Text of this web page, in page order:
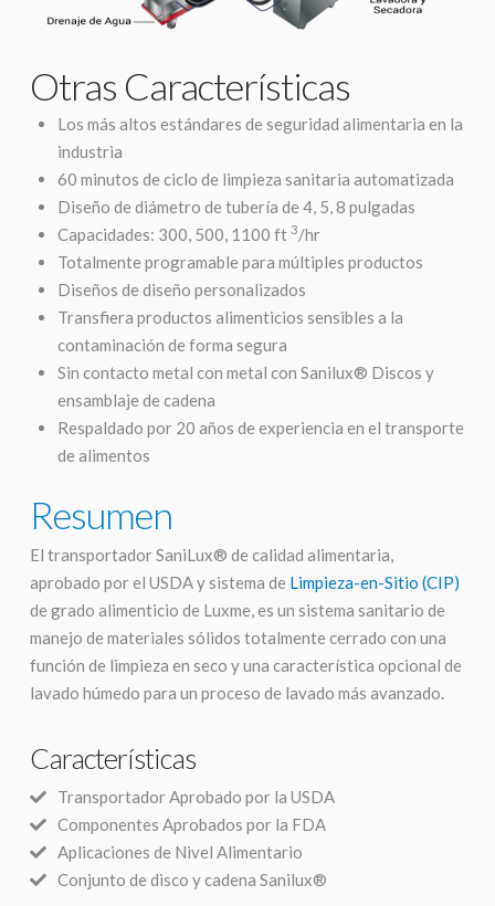
Otras Características
Los más altos estándares de seguridad alimentaria en la
industria
60 minutos de ciclo de limpieza sanitaria automatizada
Diseño de diámetro de tubería de 4, 5, 8 pulgadas
Capacidades: 300, 500, 1100 ft 3/hr
Totalmente programable para múltiples productos
Diseños de diseño personalizados
Transfiera productos alimenticios sensibles a la
contaminación de forma segura
Sin contacto metal con metal con Sanilux® Discos y
ensamblaje de cadena
Respaldado por 20 años de experiencia en el transporte
de alimentos
Resumen
El transportador SaniLux® de calidad alimentaria,
aprobado por el USDA y sistema de Limpieza-en-Sitio (CIP)
de grado alimenticio de Luxme, es un sistema sanitario de
manejo de materiales sólidos totalmente cerrado con una
función de limpieza en seco y una característica opcional de
lavado húmedo para un proceso de lavado más avanzado.
Características
Transportador Aprobado por la USDA
Componentes Aprobados por la FDA
Aplicaciones de Nivel Alimentario
Conjunto de disco y cadena Sanilux®